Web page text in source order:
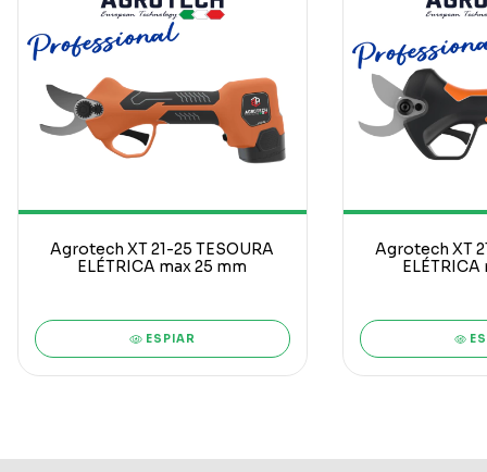
Agrotech XT 21-25 TESOURA
ELÉTRICA max 25 mm
ESPIAR
Agrotech XT